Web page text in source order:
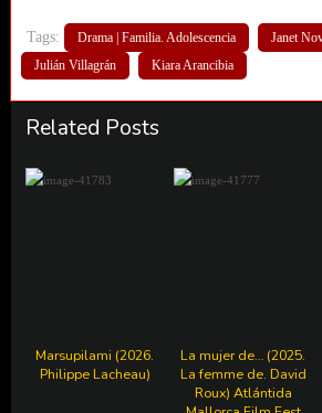
Tags: Drama | Familia. Adolescencia Janet
Julián Villagrán
Kiara Arancibia
Related Posts
Marsupilami (2026.
Philippe Lacheau)
La mujer de… (2025.
La femme de. David
Roux) Atlántida